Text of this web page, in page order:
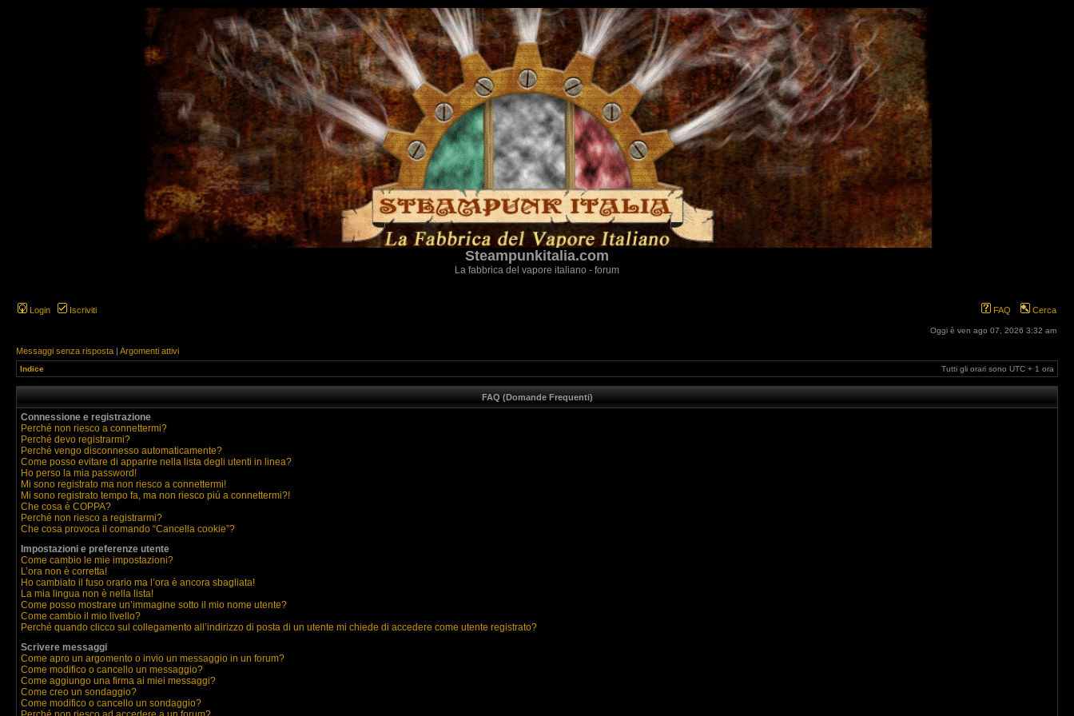
Steampunkitalia.com
La fabbrica del vapore italiano - forum
Login Iscriviti FAQ Cerca
Oggi è ven ago 07, 2026 3:32 am
Messaggi senza risposta | Argomenti attivi
Indice Tutti gli orari sono UTC + 1 ora
FAQ (Domande Frequenti)
Connessione e registrazione
Perché non riesco a connettermi?
Perché devo registrarmi?
Perché vengo disconnesso automaticamente?
Come posso evitare di apparire nella lista degli utenti in linea?
Ho perso la mia password!
Mi sono registrato ma non riesco a connettermi!
Mi sono registrato tempo fa, ma non riesco piú a connettermi?!
Che cosa è COPPA?
Perché non riesco a registrarmi?
Che cosa provoca il comando “Cancella cookie”?
Impostazioni e preferenze utente
Come cambio le mie impostazioni?
L’ora non è corretta!
Ho cambiato il fuso orario ma l’ora è ancora sbagliata!
La mia lingua non è nella lista!
Come posso mostrare un’immagine sotto il mio nome utente?
Come cambio il mio livello?
Perché quando clicco sul collegamento all’indirizzo di posta di un utente mi chiede di accedere come utente registrato?
Scrivere messaggi
Come apro un argomento o invio un messaggio in un forum?
Come modifico o cancello un messaggio?
Come aggiungo una firma ai miei messaggi?
Come creo un sondaggio?
Come modifico o cancello un sondaggio?